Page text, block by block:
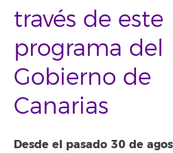
través de este
programa del
Gobierno de
Canarias
Desde el pasado 30 de